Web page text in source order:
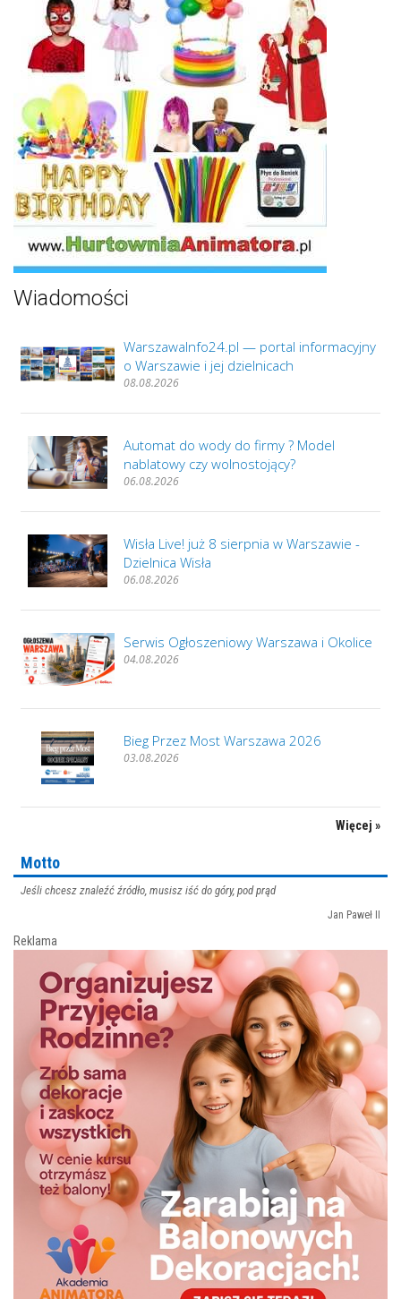
Wiadomości
WarszawaInfo24.pl — portal informacyjny
o Warszawie i jej dzielnicach
08.08.2026
Automat do wody do firmy ? Model
nablatowy czy wolnostojący?
06.08.2026
Wisła Live! już 8 sierpnia w Warszawie -
Dzielnica Wisła
06.08.2026
Serwis Ogłoszeniowy Warszawa i Okolice
04.08.2026
Bieg Przez Most Warszawa 2026
03.08.2026
Więcej »
Motto
Jeśli chcesz znaleźć źródło, musisz iść do góry, pod prąd
Jan Paweł II
Reklama